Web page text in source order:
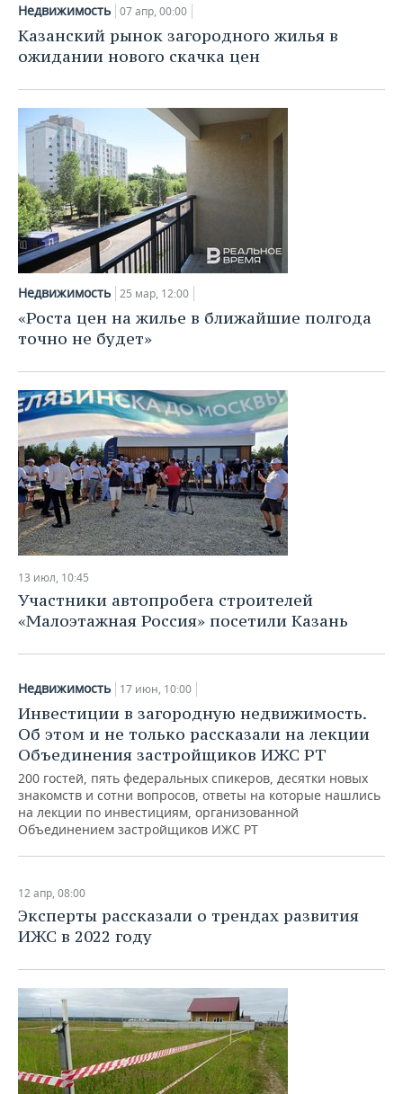
Недвижимость 07 апр, 00:00
Казанский рынок загородного жилья в
ожидании нового скачка цен
Недвижимость 25 мар, 12:00
«Роста цен на жилье в ближайшие полгода
точно не будет»
13 июл, 10:45
Участники автопробега строителей
«Малоэтажная Россия» посетили Казань
Недвижимость 17 июн, 10:00
Инвестиции в загородную недвижимость.
Об этом и не только рассказали на лекции
Объединения застройщиков ИЖС РТ
200 гостей, пять федеральных спикеров, десятки новых
знакомств и сотни вопросов, ответы на которые нашлись
на лекции по инвестициям, организованной
Объединением застройщиков ИЖС РТ
12 апр, 08:00
Эксперты рассказали о трендах развития
ИЖС в 2022 году